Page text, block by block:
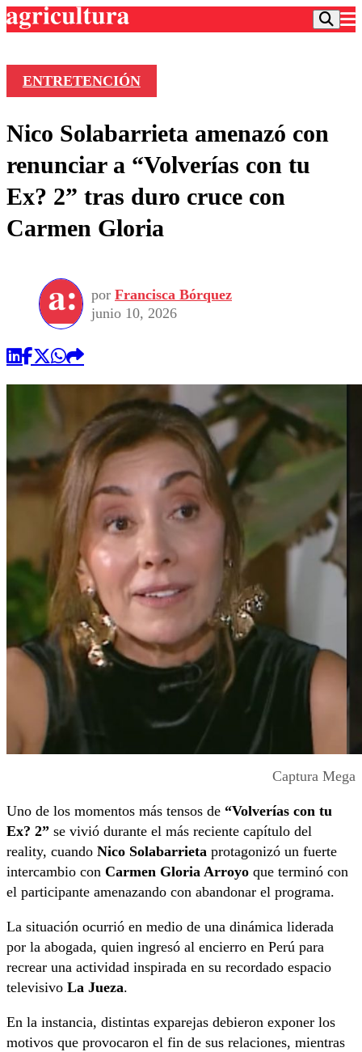
Frecuencias
Agricultura TV
Deportes
Colo Colo
Motor
Torneo Internacional
Torneo Nacional
Entretención
Noticias
Internacional
Nacional
Vida Social
Programas
Comercial
ENTRETENCIÓN
Nico Solabarrieta amenazó con
renunciar a “Volverías con tu
Ex? 2” tras duro cruce con
Carmen Gloria
por Francisca Bórquez
junio 10, 2026
Captura Mega
Uno de los momentos más tensos de “Volverías con tu
Ex? 2” se vivió durante el más reciente capítulo del
reality, cuando Nico Solabarrieta protagonizó un fuerte
intercambio con Carmen Gloria Arroyo que terminó con
el participante amenazando con abandonar el programa.
La situación ocurrió en medio de una dinámica liderada
por la abogada, quien ingresó al encierro en Perú para
recrear una actividad inspirada en su recordado espacio
televisivo La Jueza.
En la instancia, distintas exparejas debieron exponer los
motivos que provocaron el fin de sus relaciones, mientras